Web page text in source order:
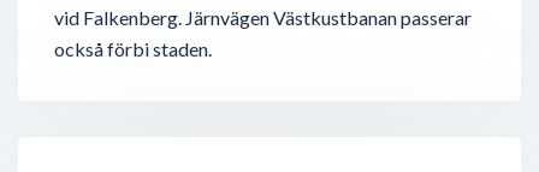
vid Falkenberg. Järnvägen Västkustbanan passerar
också förbi staden.